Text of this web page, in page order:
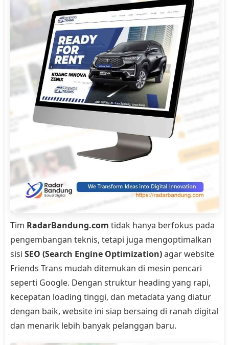
Tim RadarBandung.com tidak hanya berfokus pada
pengembangan teknis, tetapi juga mengoptimalkan
sisi SEO (Search Engine Optimization)agar website
Friends Trans mudah ditemukan di mesin pencari
seperti Google. Dengan struktur heading yang rapi,
kecepatan loading tinggi, dan metadata yang diatur
dengan baik, website ini siap bersaing di ranah digital
dan menarik lebih banyak pelanggan baru.